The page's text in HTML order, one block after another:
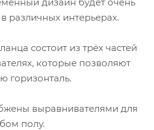
различных интерьерах.
состоит из трёх частей
которые позволяют
горизонталь.
выравнивателями для
полу.